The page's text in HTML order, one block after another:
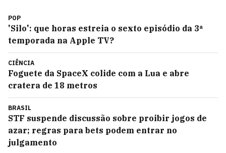
POP
'Silo': que horas estreia o sexto episódio da 3ª
temporada na Apple TV?
CIÊNCIA
Foguete da SpaceX colide com a Lua e abre
cratera de 18 metros
BRASIL
STF suspende discussão sobre proibir jogos de
azar; regras para bets podem entrar no
julgamento